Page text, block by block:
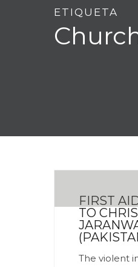
ETIQUETA
FIRST
TO
The violent